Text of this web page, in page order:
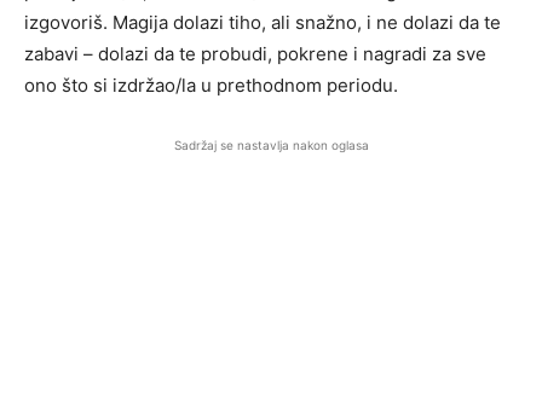
izgovoriš. Magija dolazi tiho, ali snažno, i ne dolazi da te
zabavi – dolazi da te probudi, pokrene i nagradi za sve
ono što si izdržao/la u prethodnom periodu.
Sadržaj se nastavlja nakon oglasa